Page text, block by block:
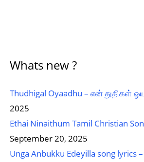
Whats new ?
Thudhigal Oyaadhu – என் துதிகள்
2025
Ethai Ninaithum Tamil Christian
September 20, 2025
Unga Anbukku Edeyilla song lyrics